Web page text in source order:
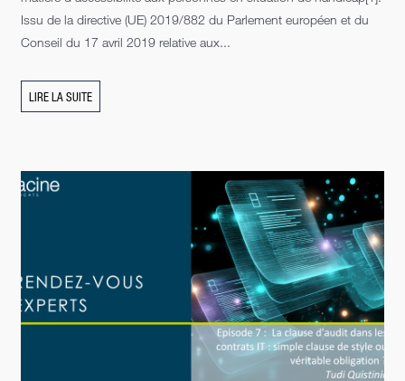
Issu de la directive (UE) 2019/882 du Parlement européen et du
Conseil du 17 avril 2019 relative aux...
LIRE LA SUITE